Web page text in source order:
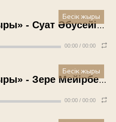
«Бесік жыры» - Суат Әбусейітов (1972 жыл)
00:00 / 00:00
Бесік жыры
«Бесік жыры» - Зере Мейірбекова (1972 жыл)
00:00 / 00:00
Бесік жыры